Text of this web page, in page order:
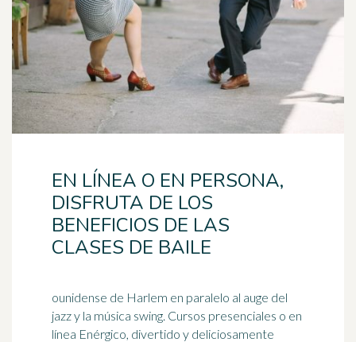
EN LÍNEA O EN PERSONA,
DISFRUTA DE LOS
BENEFICIOS DE LAS
CLASES DE BAILE
ounidense de Harlem en paralelo al auge del
jazz y la música swing. Cursos presenciales o en
línea Enérgico, divertido y deliciosamente